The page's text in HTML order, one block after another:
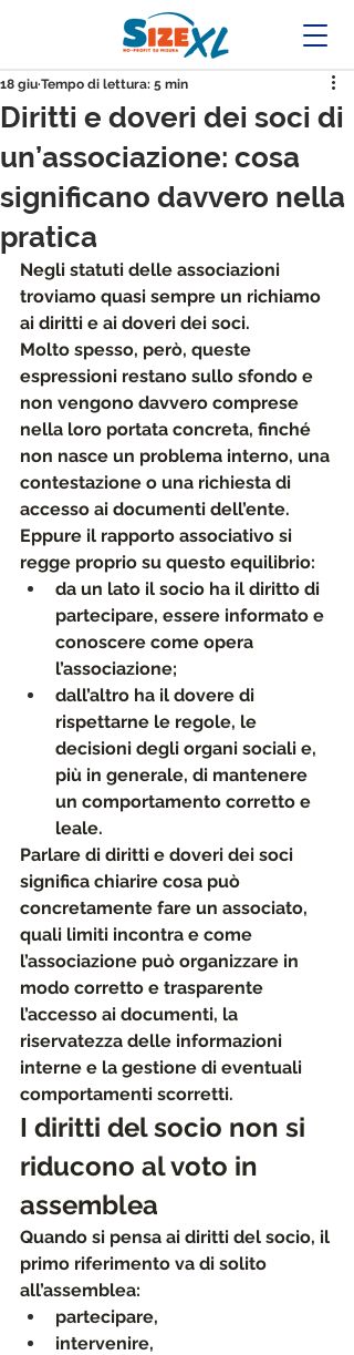
Diritti e doveri dei soci di
un’associazione: cosa
significano davvero nella
pratica
18 giu Tempo di lettura: 5 min
Negli statuti delle associazioni
troviamo quasi sempre un richiamo
ai diritti e ai doveri dei soci.
Molto spesso, però, queste
espressioni restano sullo sfondo e
non vengono davvero comprese
nella loro portata concreta, finché
non nasce un problema interno, una
contestazione o una richiesta di
accesso ai documenti dell’ente.
Eppure il rapporto associativo si
regge proprio su questo equilibrio:
da un lato il socio ha il diritto di
partecipare, essere informato e
conoscere come opera
l’associazione;
dall’altro ha il dovere di
rispettarne le regole, le
decisioni degli organi sociali e,
più in generale, di mantenere
un comportamento corretto e
leale.
Parlare di diritti e doveri dei soci
significa chiarire cosa può
concretamente fare un associato,
quali limiti incontra e come
l’associazione può organizzare in
modo corretto e trasparente
l’accesso ai documenti, la
riservatezza delle informazioni
interne e la gestione di eventuali
comportamenti scorretti.
I diritti del socio non si
riducono al voto in
assemblea
Quando si pensa ai diritti del socio, il
primo riferimento va di solito
all’assemblea:
partecipare,
intervenire,